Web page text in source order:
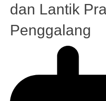
dan Lantik
Penggalang